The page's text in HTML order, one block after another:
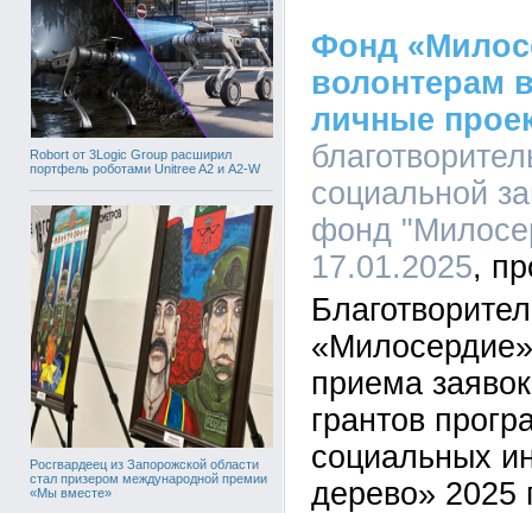
Robort от 3Logic Group расширил
портфель роботами Unitree A2 и A2-W
Росгвардеец из Запорожской области
стал призером международной премии
«Мы вместе»
Фонд
волонтерам
личные
социальной
фонд
17.01.2025
приема
грантов
социальных
дерево» 2025